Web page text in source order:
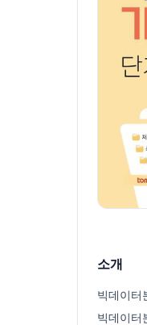
소개
빅데이터
빅데이터